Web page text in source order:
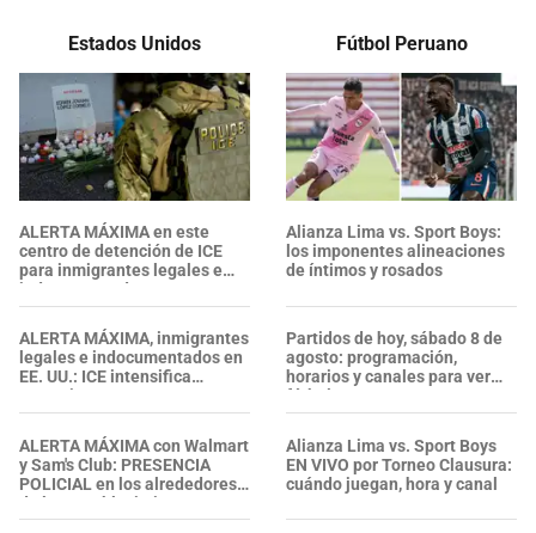
Estados Unidos
ALERTA MÁXIMA en este
centro de detención de ICE
para inmigrantes legales e
indocumentados en EE. UU.:
SALVADOREÑO falleció tras
sufrir una "emergencia
médica"
ALERTA MÁXIMA, inmigrantes
legales e indocumentados en
EE. UU.: ICE intensifica
operativos en aeropuertos y
arresta a NUMEROSOS
EXTRANJEROS en un solo día
ALERTA MÁXIMA con Walmart
y Sam's Club: PRESENCIA
POLICIAL en los alrededores
de los establecimientos en
esta zona, ¿se confirmaron
Fútbol Peruano
Alianza Lima vs. Sport Boys:
los imponentes alineaciones
de íntimos y rosados
Partidos de hoy, sábado 8 de
agosto: programación,
horarios y canales para ver
fútbol EN VIVO
Alianza Lima vs. Sport Boys
EN VIVO por Torneo Clausura:
cuándo juegan, hora y canal